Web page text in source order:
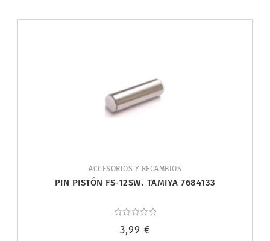
ACCESORIOS Y RECAMBIOS
PIN PISTÓN FS-12SW. TAMIYA 7684133
con
3,99 €